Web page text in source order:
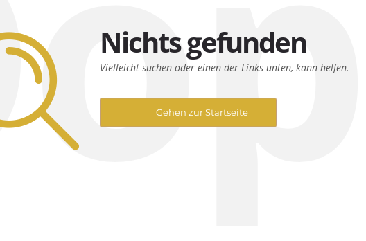
Nichts gefunden
Vielleicht suchen oder einen der Links unten, kann helfen.
Gehen zur Startseite